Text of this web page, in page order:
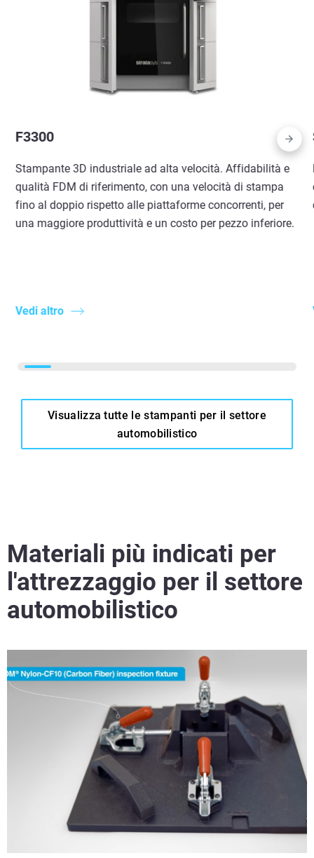
F3300
Stampante 3D industriale ad alta velocità. Affidabilità e
qualità FDM di riferimento, con una velocità di stampa
fino al doppio rispetto alle piattaforme concorrenti, per
una maggiore produttività e un costo per pezzo inferiore.
Vedi altro
Visualizza tutte le stampanti per il settore
automobilistico
Materiali più indicati per
l'attrezzaggio per il settore
automobilistico